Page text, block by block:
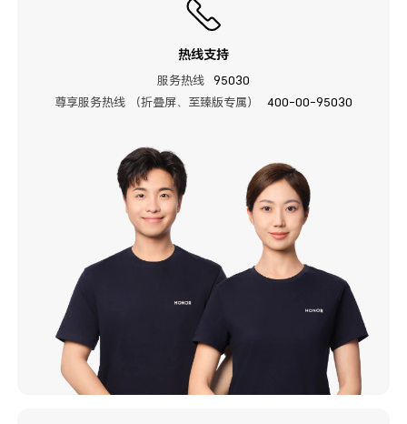
热线支持
服务热线
95030
尊享服务热线 （折叠屏、至臻版专属）
400-00-95030